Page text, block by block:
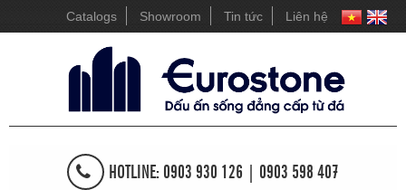
Catalogs Showroom Tin tức Liên hệ
HOTLINE: 0903 930 126 | 0903 598 407